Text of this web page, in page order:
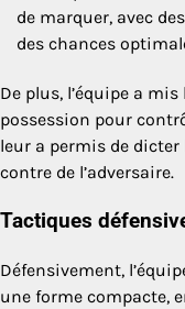
de marquer, avec
des chances
De plus, l’équipe a
possession pour
leur a permis de
contre de l’adversaire.
Tactiques
Défensivement,
une forme compacte,